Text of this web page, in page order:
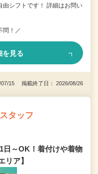
由シフトです！ 詳細はお問い
問！／
を見る
07/15 掲載終了日： 2026/08/26
タッフ
日～OK！着付けや着物
リア】